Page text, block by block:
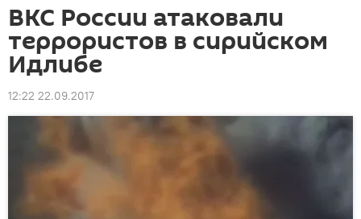
ВКС России атаковали
террористов в сирийском
Идлибе
12:22 22.09.2017